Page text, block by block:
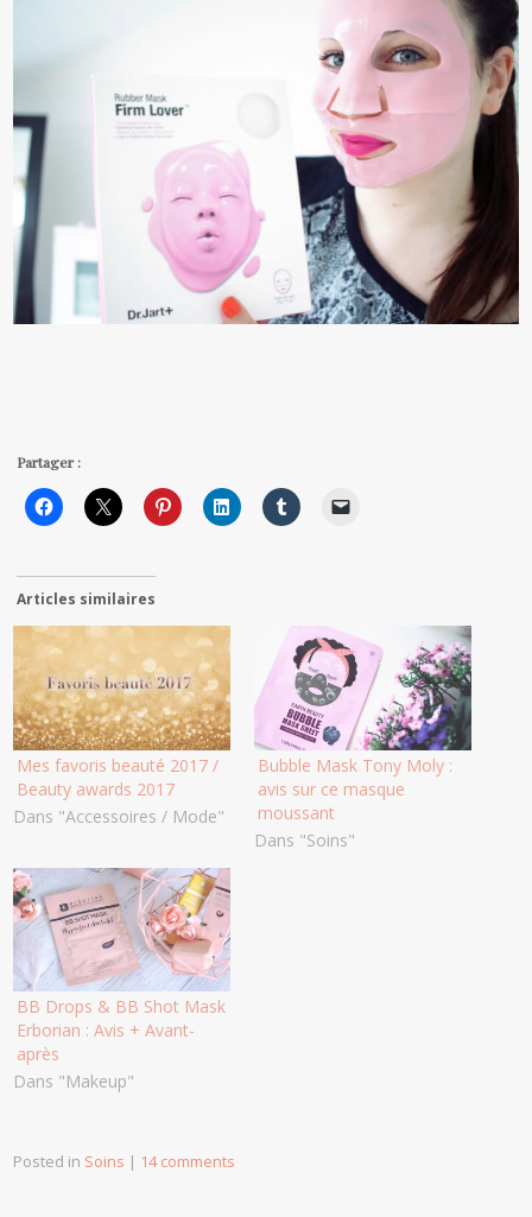
Partager :
Articles similaires
Mes favoris beauté 2017 /
Beauty awards 2017
Dans "Accessoires / Mode"
Bubble Mask Tony Moly :
avis sur ce masque
moussant
Dans "Soins"
BB Drops & BB Shot Mask
Erborian : Avis + Avant-
après
Dans "Makeup"
Posted in Soins | 14 comments